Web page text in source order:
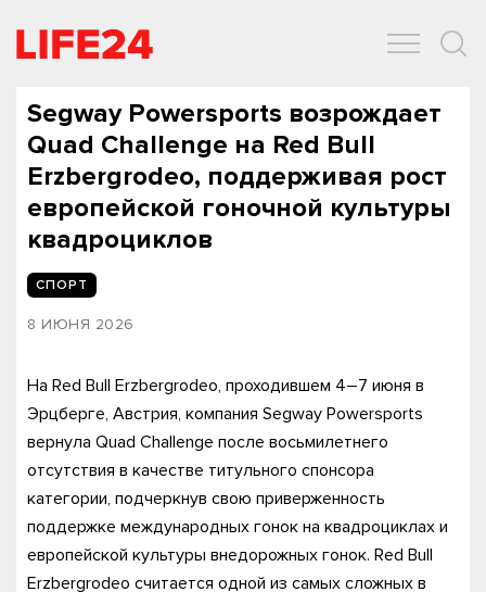
Segway Powersports возрождает
Quad Challenge на Red Bull
Erzbergrodeo, поддерживая рост
европейской гоночной культуры
квадроциклов
СПОРТ
8 ИЮНЯ 2026
На Red Bull Erzbergrodeo, проходившем 4–7 июня в
Эрцберге, Австрия, компания Segway Powersports
вернула Quad Challenge после восьмилетнего
отсутствия в качестве титульного спонсора
категории, подчеркнув свою приверженность
поддержке международных гонок на квадроциклах и
европейской культуры внедорожных гонок. Red Bull
Erzbergrodeo считается одной из самых сложных в